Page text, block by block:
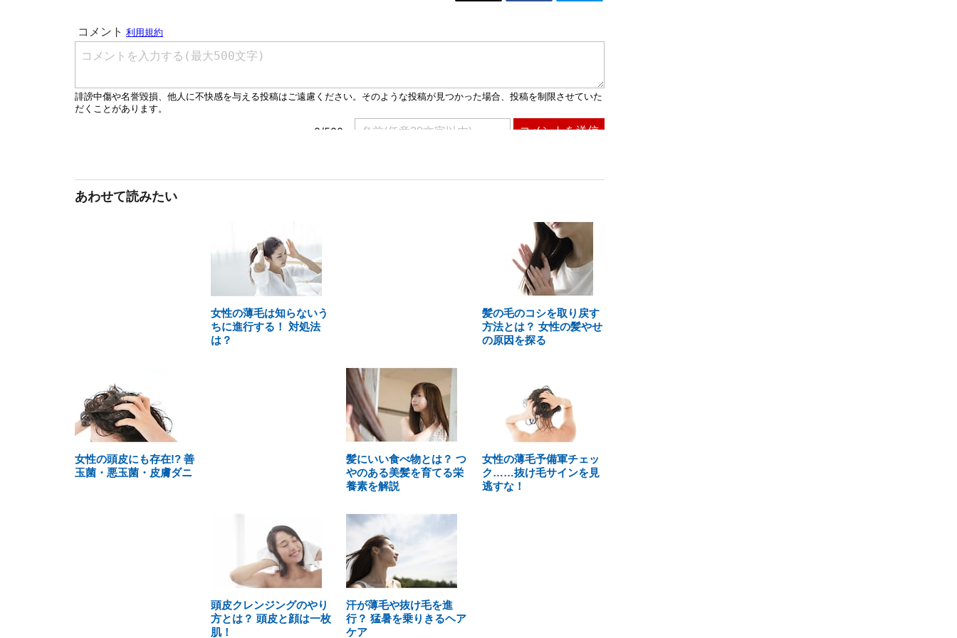
あわせて読みたい
女性の薄毛は知らないう
ちに進行する！ 対処法
は？
髪の毛のコシを取り戻す
方法とは？ 女性の髪やせ
の原因を探る
女性の頭皮にも存在!? 善
玉菌・悪玉菌・皮膚ダニ
髪にいい食べ物とは？ つ
やのある美髪を育てる栄
養素を解説
女性の薄毛予備軍チェッ
ク……抜け毛サインを見
逃すな！
頭皮クレンジングのやり
方とは？ 頭皮と顔は一枚
肌！
汗が薄毛や抜け毛を進
行？ 猛暑を乗りきるヘア
ケア